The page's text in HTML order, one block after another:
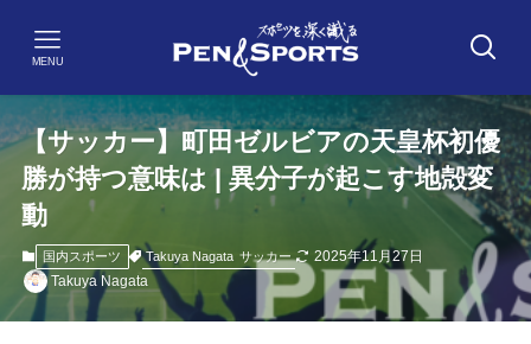
MENU
【サッカー】町田ゼルビアの天皇杯初優
勝が持つ意味は | 異分子が起こす地殻変
動
国内スポーツ Takuya Nagata サッカー
2025年11月27日
Takuya Nagata